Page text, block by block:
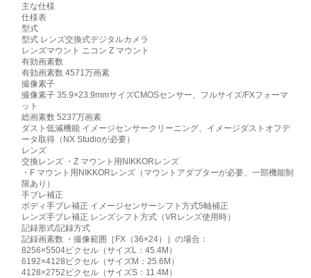
主な仕様
仕様表
型式
型式 レンズ交換式デジタルカメラ
レンズマウント ニコン Z マウント
有効画素数
有効画素数 4571万画素
撮像素子
撮像素子 35.9×23.9mmサイズCMOSセンサー、フルサイズ/FXフォーマ
ット
総画素数 5237万画素
ダスト低減機能 イメージセンサークリーニング、イメージダストオフデ
ータ取得（NX Studioが必要）
レンズ
交換レンズ ・Z マウント用NIKKORレンズ
・F マウント用NIKKORレンズ（マウントアダプターが必要、一部機能制
限あり）
手ブレ補正
ボディ手ブレ補正 イメージセンサーシフト方式5軸補正
レンズ手ブレ補正 レンズシフト方式（VRレンズ使用時）
記録形式/記録方式
記録画素数 ・撮像範囲［FX（36×24）］の場合：
8256×5504ピクセル（サイズL：45.4M）
6192×4128ピクセル（サイズM：25.6M）
4128×2752ピクセル（サイズS：11.4M）